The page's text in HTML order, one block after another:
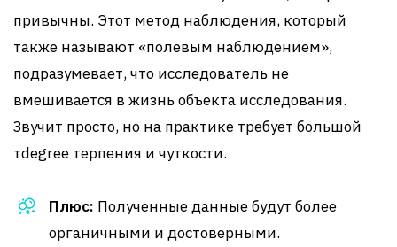
привычны. Этот метод наблюдения, который
также называют «полевым наблюдением»,
подразумевает, что исследователь не
вмешивается в жизнь объекта исследования.
Звучит просто, но на практике требует большой
тdegree терпения и чуткости.
Плюс: Полученные данные будут более
органичными и достоверными.